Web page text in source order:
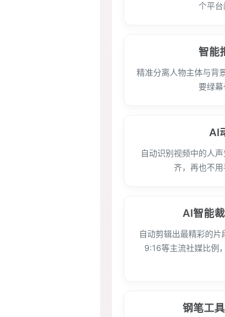
个平台
智能
精准分离人物主体与背
要绿幕
AI
自动识别视频中的人
齐，再也不用
AI智能
自动剪辑出最精彩的片
9:16等主流社媒比例
钢笔工